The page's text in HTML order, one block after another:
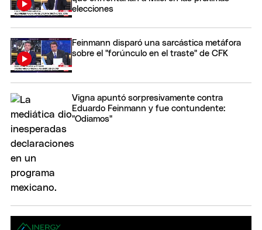
elecciones
Feinmann disparó una sarcástica metáfora
sobre el "forúnculo en el traste" de CFK
Vigna apuntó sorpresivamente contra
Eduardo Feinmann y fue contundente:
"Odiamos"